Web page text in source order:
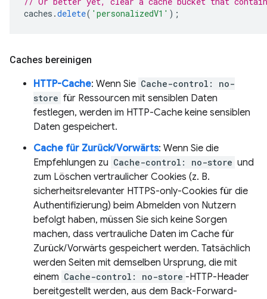
caches .delete( 'personalizedV1' );
Caches bereinigen
HTTP-Cache: Wenn Sie Cache-control: no-
store für Ressourcen mit sensiblen Daten
festlegen, werden im HTTP-Cache keine sensiblen
Daten gespeichert.
Cache für Zurück/Vorwärts: Wenn Sie die
Empfehlungen zu Cache-control: no-store und
zum Löschen vertraulicher Cookies (z. B.
sicherheitsrelevanter HTTPS-only-Cookies für die
Authentifizierung) beim Abmelden von Nutzern
befolgt haben, müssen Sie sich keine Sorgen
machen, dass vertrauliche Daten im Cache für
Zurück/Vorwärts gespeichert werden. Tatsächlich
werden Seiten mit demselben Ursprung, die mit
einem Cache-control: no-store -HTTP-Header
bereitgestellt werden, aus dem Back-Forward-